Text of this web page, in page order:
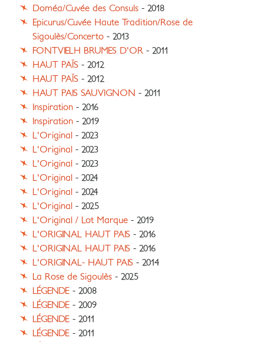
Doméa/Cuvée des Consuls - 2018
Epicurus/Cuvée Haute Tradition/Rose de
Sigoulès/Concerto - 2013
FONTVIELH BRUMES D'OR - 2011
HAUT PAÏS - 2012
HAUT PAÏS - 2012
HAUT PAIS SAUVIGNON - 2011
Inspiration - 2016
Inspiration - 2019
L'Original - 2023
L'Original - 2023
L'Original - 2023
L'Original - 2024
L'Original - 2024
L'Original - 2025
L'Original / Lot Marque - 2019
L'ORIGINAL HAUT PAIS - 2016
L'ORIGINAL HAUT PAIS - 2016
L'ORIGINAL- HAUT PAIS - 2014
La Rose de Sigoulès - 2025
LÉGENDE - 2008
LÉGENDE - 2009
LÉGENDE - 2011
LÉGENDE - 2011